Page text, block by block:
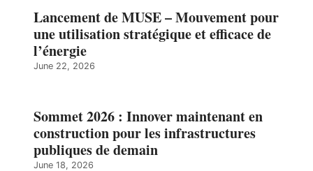
Lancement de MUSE – Mouvement pour
une utilisation stratégique et efficace de
l’énergie
June 22, 2026
Sommet 2026 : Innover maintenant en
construction pour les infrastructures
publiques de demain
June 18, 2026